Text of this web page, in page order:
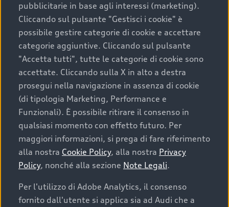
Scegliere un’auto usata è una decisione che coniuga
convenienza, affidabilità e sostenibilità. Per fare un
acquisto sicuro, è essenziale considerare aspetti
determinanti come la garanzia inclusa e l’affidabilità del
marchio. Audi offre l’auto usata perfetta tramite Audi
Prima Scelta :plus
Cosa sapere prima di
acquistare la tua prossima
auto
I requisiti fondamentali da considerare prima di
pubblicitarie in base agli interessi (marketing).
Cliccando sul pulsante "Gestisci i cookie" è
possibile gestire categorie di cookie e accettare
categorie aggiuntive. Cliccando sul pulsante
"Accetta tutti", tutte le categorie di cookie sono
accettate. Cliccando sulla X in alto a destra
prosegui nella navigazione in assenza di cookie
(di tipologia Marketing, Performance e
Funzionali). È possibile ritirare il consenso in
qualsiasi momento con effetto futuro. Per
maggiori informazioni, si prega di fare riferimento
alla nostra Cookie Policy, alla nostra Privacy
Policy, nonché alla sezione Note Legali.
Per l'utilizzo di Adobe Analytics, il consenso
fornito dall'utente si applica sia ad Audi che a